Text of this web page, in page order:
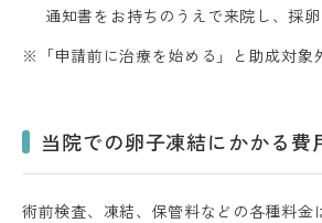
通知書をお持ちのうえで来院し、採卵
※「申請前に治療を始める」と助成対象
当院での卵子凍結にかかる費
術前検査、凍結、保管料などの各種料金